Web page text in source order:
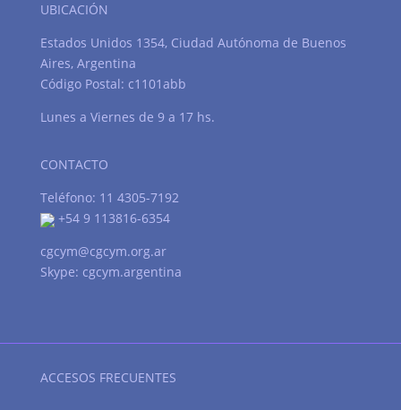
UBICACIÓN
Estados Unidos 1354, Ciudad Autónoma de Buenos
Aires, Argentina
Código Postal: c1101abb
Lunes a Viernes de 9 a 17 hs.
CONTACTO
Teléfono: 11 4305-7192
+54 9 113816-6354
cgcym@cgcym.org.ar
Skype: cgcym.argentina
ACCESOS FRECUENTES